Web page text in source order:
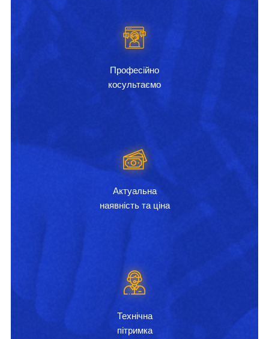
Професійно
косультаємо
Актуальна
наявність та ціна
Технічна
пітримка